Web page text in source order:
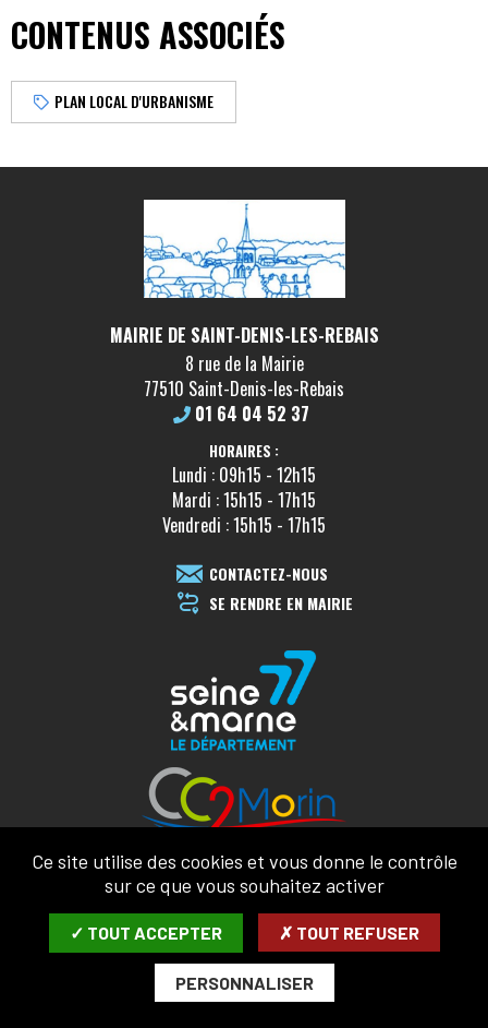
CONTENUS ASSOCIÉS
PLAN LOCAL D'URBANISME
MAIRIE DE SAINT-DENIS-LES-REBAIS
8 rue de la Mairie
77510 Saint-Denis-les-Rebais
01 64 04 52 37
HORAIRES :
Lundi : 09h15 - 12h15
Mardi : 15h15 - 17h15
Vendredi : 15h15 - 17h15
CONTACTEZ-NOUS
SE RENDRE EN MAIRIE
MENTIONS LÉGALES
CONFIDENTIALITÉ
ACCESSIBILITÉ
PLAN DU SITE
Ce site utilise des cookies et vous donne le contrôle
sur ce que vous souhaitez activer
✓ TOUT ACCEPTER ✗ TOUT REFUSER
PERSONNALISER